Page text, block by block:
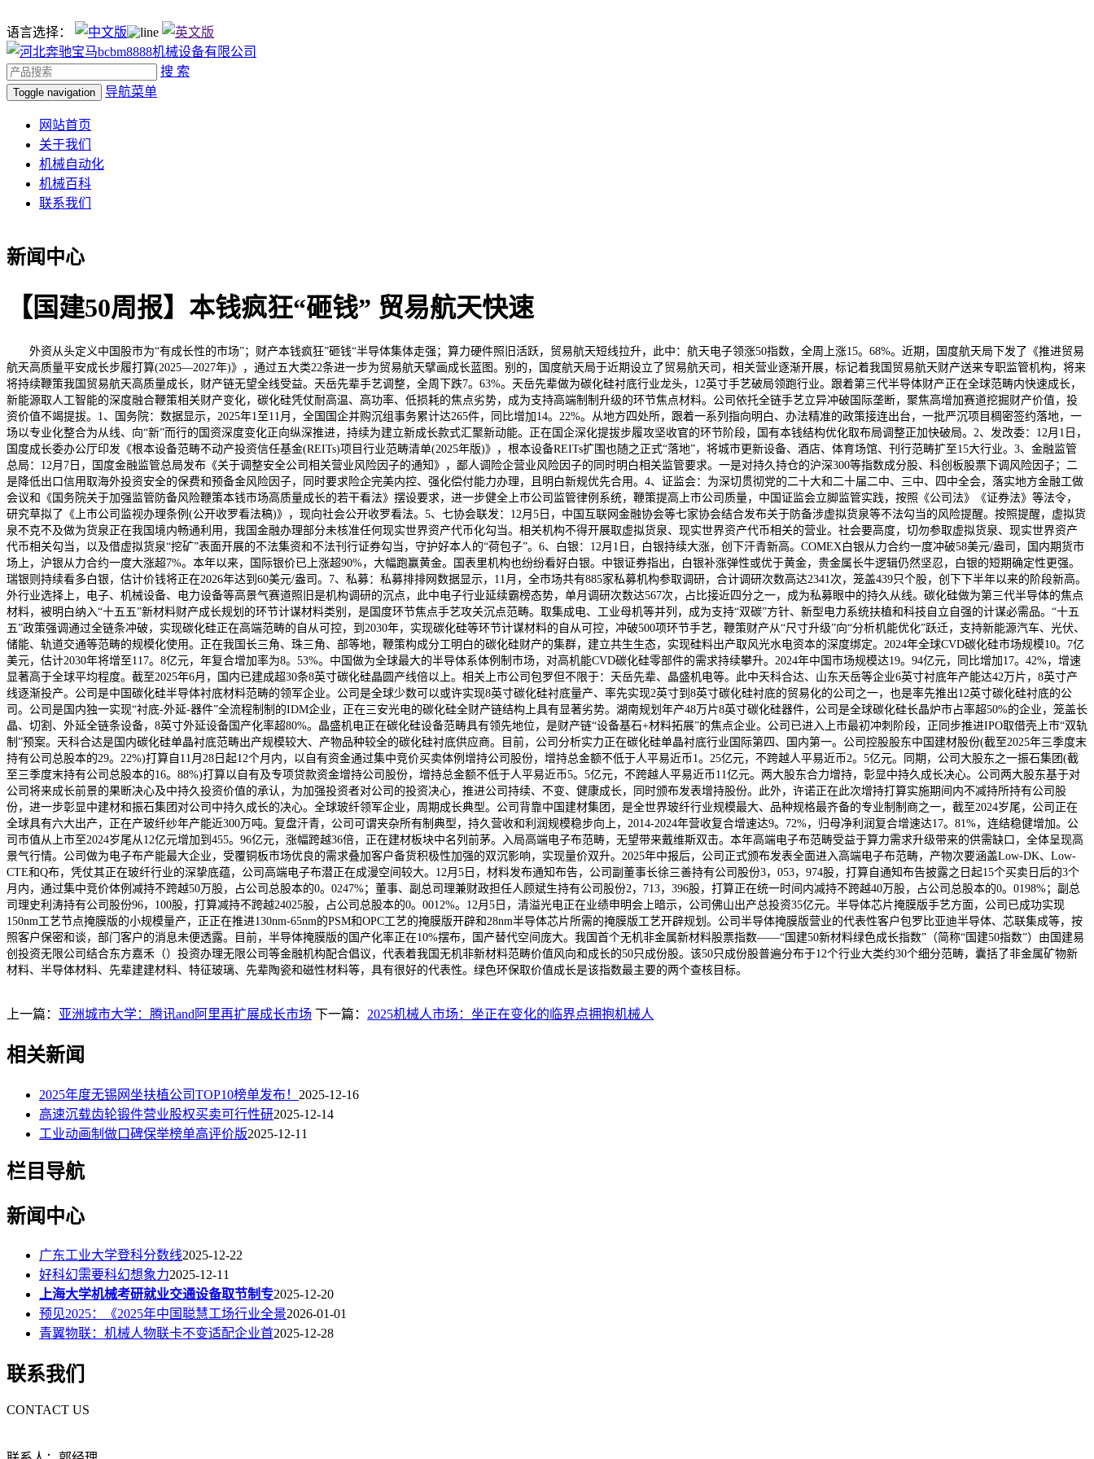
语言选择：
搜 索
Toggle navigation 导航菜单
网站首页
关于我们
机械自动化
机械百科
联系我们
新闻中心
【国建50周报】本钱疯狂“砸钱” 贸易航天快速
外资从头定义中国股市为“有成长性的市场”；财产本钱疯狂”砸钱“半导体集体走强；算力硬件照旧活跃，贸易航天短线拉升，此中：航天电子领涨50指数，全周上涨15。68%。近期，国度航天局下发了《推进贸易
航天高质量平安成长步履打算(2025—2027年)》，通过五大类22条进一步为贸易航天擘画成长蓝图。别的，国度航天局于近期设立了贸易航天司，相关营业逐渐开展，标记着我国贸易航天财产送来专职监管机构，将来
将持续鞭策我国贸易航天高质量成长，财产链无望全线受益。天岳先辈手艺调整，全周下跌7。63%。天岳先辈做为碳化硅衬底行业龙头，12英寸手艺破局领跑行业。跟着第三代半导体财产正在全球范畴内快速成长，
新能源取人工智能的深度融合鞭策相关财产变化，碳化硅凭仗耐高温、高功率、低损耗的焦点劣势，成为支持高端制制升级的环节焦点材料。公司依托全链手艺立异冲破国际垄断，聚焦高增加赛道挖掘财产价值，投
资价值不竭提拔。1、国务院：数据显示，2025年1至11月，全国国企并购沉组事务累计达265件，同比增加14。22%。从地方四处所，跟着一系列指向明白、办法精准的政策接连出台，一批严沉项目稠密签约落地，一
场以专业化整合为从线、向“新”而行的国资深度变化正向纵深推进，持续为建立新成长款式汇聚新动能。正在国企深化提拔步履攻坚收官的环节阶段，国有本钱结构优化取布局调整正加快破局。2、发改委：12月1日，
国度成长委办公厅印发《根本设备范畴不动产投资信任基金(REITs)项目行业范畴清单(2025年版)》，根本设备REITs扩围也随之正式“落地”，将城市更新设备、酒店、体育场馆、刊行范畴扩至15大行业。3、金融监管
总局：12月7日，国度金融监管总局发布《关于调整安全公司相关营业风险因子的通知》，鄙人调险企营业风险因子的同时明白相关监管要求。一是对持久持仓的沪深300等指数成分股、科创板股票下调风险因子；二
是降低出口信用取海外投资安全的保费和预备金风险因子，同时要求险企完美内控、强化偿付能力办理，且明白新规优先合用。4、证监会：为深切贯彻党的二十大和二十届二中、三中、四中全会，落实地方金融工做
会议和《国务院关于加强监管防备风险鞭策本钱市场高质量成长的若干看法》摆设要求，进一步健全上市公司监管律例系统，鞭策提高上市公司质量，中国证监会立脚监管实践，按照《公司法》《证券法》等法令，
研究草拟了《上市公司监视办理条例(公开收罗看法稿)》，现向社会公开收罗看法。5、七协会联发：12月5日，中国互联网金融协会等七家协会结合发布关于防备涉虚拟货泉等不法勾当的风险提醒。按照提醒，虚拟货
泉不克不及做为货泉正在我国境内畅通利用，我国金融办理部分未核准任何现实世界资产代币化勾当。相关机构不得开展取虚拟货泉、现实世界资产代币相关的营业。社会要高度，切勿参取虚拟货泉、现实世界资产
代币相关勾当，以及借虚拟货泉“挖矿”表面开展的不法集资和不法刊行证券勾当，守护好本人的“荷包子”。6、白银：12月1日，白银持续大涨，创下汗青新高。COMEX白银从力合约一度冲破58美元/盎司，国内期货市
场上，沪银从力合约一度大涨超7%。本年以来，国际银价已上涨超90%，大幅跑赢黄金。国表里机构也纷纷看好白银。中银证券指出，白银补涨弹性或优于黄金，贵金属长牛逻辑仍然坚忍，白银的短期确定性更强。
瑞银则持续看多白银，估计价钱将正在2026年达到60美元/盎司。7、私募：私募排排网数据显示，11月，全市场共有885家私募机构参取调研，合计调研次数高达2341次，笼盖439只个股，创下下半年以来的阶段新高。
外行业选择上，电子、机械设备、电力设备等高景气赛道照旧是机构调研的沉点，此中电子行业延续霸榜态势，单月调研次数达567次，占比接近四分之一，成为私募眼中的持久从线。碳化硅做为第三代半导体的焦点
材料，被明白纳入“十五五”新材料财产成长规划的环节计谋材料类别，是国度环节焦点手艺攻关沉点范畴。取集成电、工业母机等并列，成为支持“双碳”方针、新型电力系统扶植和科技自立自强的计谋必需品。“十五
五”政策强调通过全链条冲破，实现碳化硅正在高端范畴的自从可控，到2030年，实现碳化硅等环节计谋材料的自从可控，冲破500项环节手艺，鞭策财产从“尺寸升级”向“分析机能优化”跃迁，支持新能源汽车、光伏、
储能、轨道交通等范畴的规模化使用。正在我国长三角、珠三角、部等地，鞭策构成分工明白的碳化硅财产的集群，建立共生生态，实现硅料出产取风光水电资本的深度绑定。2024年全球CVD碳化硅市场规模10。7亿
美元，估计2030年将增至117。8亿元，年复合增加率为8。53%。中国做为全球最大的半导体系体例制市场，对高机能CVD碳化硅零部件的需求持续攀升。2024年中国市场规模达19。94亿元，同比增加17。42%，增速
显著高于全球平均程度。截至2025年6月，国内已建成超30条8英寸碳化硅晶圆产线倍以上。相关上市公司包罗但不限于：天岳先辈、晶盛机电等。此中天科合达、山东天岳等企业6英寸衬底年产能达42万片，8英寸产
线逐渐投产。公司是中国碳化硅半导体衬底材料范畴的领军企业。公司是全球少数可以或许实现8英寸碳化硅衬底量产、率先实现2英寸到8英寸碳化硅衬底的贸易化的公司之一，也是率先推出12英寸碳化硅衬底的公
司。公司是国内独一实现“衬底-外延-器件”全流程制制的IDM企业，正在三安光电的碳化硅全财产链结构上具有显著劣势。湖南规划年产48万片8英寸碳化硅器件，公司是全球碳化硅长晶炉市占率超50%的企业，笼盖长
晶、切割、外延全链条设备，8英寸外延设备国产化率超80%。晶盛机电正在碳化硅设备范畴具有领先地位，是财产链“设备基石+材料拓展”的焦点企业。公司已进入上市最初冲刺阶段，正同步推进IPO取借壳上市“双轨
制”预案。天科合达是国内碳化硅单晶衬底范畴出产规模较大、产物品种较全的碳化硅衬底供应商。目前，公司分析实力正在碳化硅单晶衬底行业国际第四、国内第一。公司控股股东中国建材股份(截至2025年三季度末
持有公司总股本的29。22%)打算自11月28日起12个月内，以自有资金通过集中竞价买卖体例增持公司股份，增持总金额不低于人平易近币1。25亿元，不跨越人平易近币2。5亿元。同期，公司大股东之一振石集团(截
至三季度末持有公司总股本的16。88%)打算以自有及专项贷款资金增持公司股份，增持总金额不低于人平易近币5。5亿元，不跨越人平易近币11亿元。两大股东合力增持，彰显中持久成长决心。公司两大股东基于对
公司将来成长前景的果断决心及中持久投资价值的承认，为加强投资者对公司的投资决心，推进公司持续、不变、健康成长，同时颁布发表增持股份。此外，许诺正在此次增持打算实施期间内不减持所持有公司股
份，进一步彰显中建材和振石集团对公司中持久成长的决心。全球玻纤领军企业，周期成长典型。公司背靠中国建材集团，是全世界玻纤行业规模最大、品种规格最齐备的专业制制商之一，截至2024岁尾，公司正在
全球具有六大出产，正在产玻纤纱年产能近300万吨。复盘汗青，公司可谓夹杂所有制典型，持久营收和利润规模稳步向上，2014-2024年营收复合增速达9。72%，归母净利润复合增速达17。81%，连结稳健增加。公
司市值从上市至2024岁尾从12亿元增加到455。96亿元，涨幅跨越36倍，正在建材板块中名列前茅。入局高端电子布范畴，无望带来戴维斯双击。本年高端电子布范畴受益于算力需求升级带来的供需缺口，全体呈现高
景气行情。公司做为电子布产能最大企业，受覆铜板市场优良的需求叠加客户备货积极性加强的双沉影响，实现量价双升。2025年中报后，公司正式颁布发表全面进入高端电子布范畴，产物次要涵盖Low-DK、Low-
CTE和Q布，凭仗其正在玻纤行业的深挚底蕴，公司高端电子布潜正在成漫空间较大。12月5日，材料发布通知布告，公司副董事长徐三善持有公司股份3，053，974股，打算自通知布告披露之日起15个买卖日后的3个
月内，通过集中竞价体例减持不跨越50万股，占公司总股本的0。0247%；董事、副总司理兼财政担任人顾斌生持有公司股份2，713，396股，打算正在统一时间内减持不跨越40万股，占公司总股本的0。0198%；副总
司理史利涛持有公司股份96，100股，打算减持不跨越24025股，占公司总股本的0。0012%。12月5日，清溢光电正在业绩申明会上暗示，公司佛山出产总投资35亿元。半导体芯片掩膜版手艺方面，公司已成功实现
150nm工艺节点掩膜版的小规模量产，正正在推进130nm-65nm的PSM和OPC工艺的掩膜版开辟和28nm半导体芯片所需的掩膜版工艺开辟规划。公司半导体掩膜版营业的代表性客户包罗比亚迪半导体、芯联集成等，按
照客户保密和谈，部门客户的消息未便透露。目前，半导体掩膜版的国产化率正在10%摆布，国产替代空间庞大。我国首个无机非金属新材料股票指数——“国建50新材料绿色成长指数”（简称“国建50指数”）由国建易
创投资无限公司结合东方嘉禾（）投资办理无限公司等金融机构配合倡议，代表着我国无机非新材料范畴价值风向和成长的50只成份股。该50只成份股普遍分布于12个行业大类约30个细分范畴，囊括了非金属矿物新
材料、半导体材料、先辈建建材料、特征玻璃、先辈陶瓷和磁性材料等，具有很好的代表性。绿色环保取价值成长是该指数最主要的两个查核目标。
上一篇： 亚洲城市大学：腾讯and阿里再扩展成长市场 下一篇： 2025机械人市场：坐正在变化的临界点拥抱机械人
相关新闻
2025年度无锡网坐扶植公司TOP10榜单发布！ 2025-12-16
高速沉载齿轮锻件营业股权买卖可行性研2025-12-14
工业动画制做口碑保举榜单高评价版2025-12-11
栏目导航
新闻中心
广东工业大学登科分数线2025-12-22
好科幻需要科幻想象力2025-12-11
上海大学机械考研就业交通设备取节制专2025-12-20
预见2025：《2025年中国聪慧工场行业全景2026-01-01
青翼物联：机械人物联卡不变适配企业首2025-12-28
联系我们
CONTACT US